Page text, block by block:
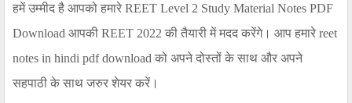
हमें उम्मीद है आपको हमारे REET Level 2 Study Material Notes PDF
Download आपकी REET 2022 की तैयारी में मदद करेंगे। आप हमारे reet
notes in hindi pdf download को अपने दोस्तों के साथ और अपने
सहपाठी के साथ जरुर शेयर करें।